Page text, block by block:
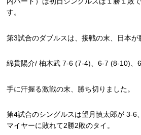
す。
第3試合のダブルスは、接戦の末、日本が
綿貫陽介/ 柚木武 7-6 (7-4)、6-7 (8-10)、
手に汗握る激戦の末、勝ち切りました。
第4試合のシングルスは望月慎太郎が 3-6
マイヤーに敗れて2勝2敗のタイ。